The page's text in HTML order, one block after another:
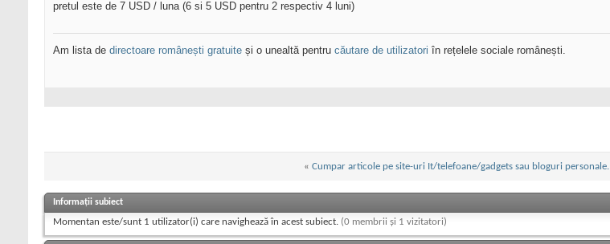
pretul este de 7 USD / luna (6 si 5 USD pentru 2 respectiv 4 luni)
Am lista de directoare românești gratuite și o unealtă pentru căutare de utilizatori în rețelele sociale românești.
« Cumpar articole pe site-uri It/telefoane/gadgets sau bloguri personale.
Informații subiect
Momentan este/sunt 1 utilizator(i) care navighează în acest subiect. (0 membrii și 1 vizitatori)